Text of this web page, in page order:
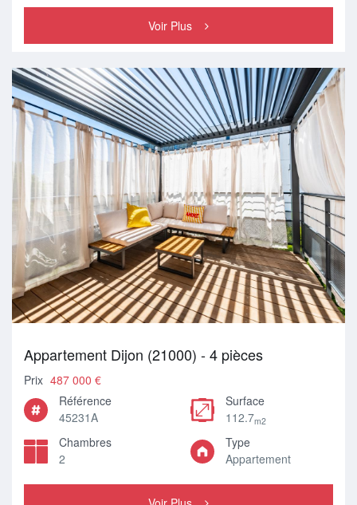
Voir Plus
Appartement Dijon (21000) - 4 pièces
Prix 487 000 €
Référence
45231A
Surface
112.7m2
Chambres
2
Type
Appartement